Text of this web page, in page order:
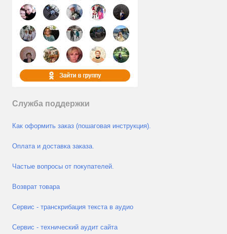
Служба поддержки
Как оформить заказ (пошаговая инструкция).
Оплата и доставка заказа.
Частые вопросы от покупателей.
Возврат товара
Сервис - транскрибация текста в аудио
Сервис - технический аудит сайта